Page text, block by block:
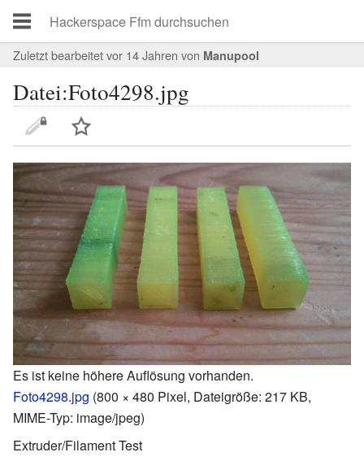
Zuletzt bearbeitet vor 14 Jahren von Manupool
Datei:Foto4298.jpg
Es ist keine höhere Auflösung vorhanden.
Foto4298.jpg (800 × 480 Pixel, Dateigröße: 217 KB,
MIME-Typ: image/jpeg)
Extruder/Filament Test